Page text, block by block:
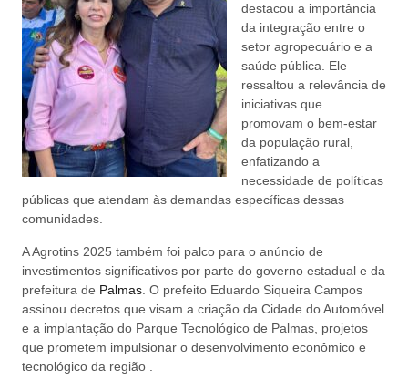
destacou a importância
da integração entre o
setor agropecuário e a
saúde pública. Ele
ressaltou a relevância de
iniciativas que
promovam o bem-estar
da população rural,
enfatizando a
necessidade de políticas
públicas que atendam às demandas específicas dessas
comunidades.
A Agrotins 2025 também foi palco para o anúncio de
investimentos significativos por parte do governo estadual e da
prefeitura de Palmas . O prefeito Eduardo Siqueira Campos
assinou decretos que visam a criação da Cidade do Automóvel
e a implantação do Parque Tecnológico de Palmas, projetos
que prometem impulsionar o desenvolvimento econômico e
tecnológico da região .